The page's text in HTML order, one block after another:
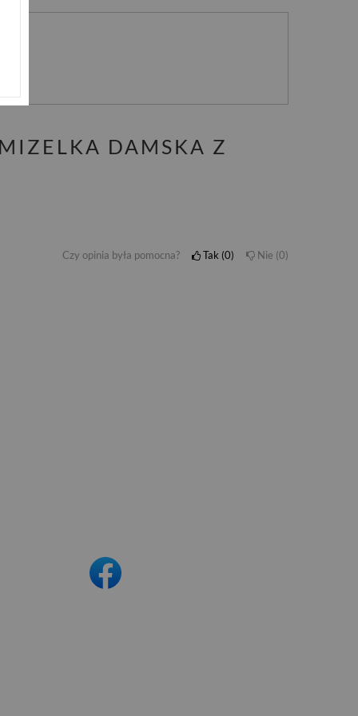
DAMSKA Z
Czy opinia była pomocna? Tak 0 Nie 0